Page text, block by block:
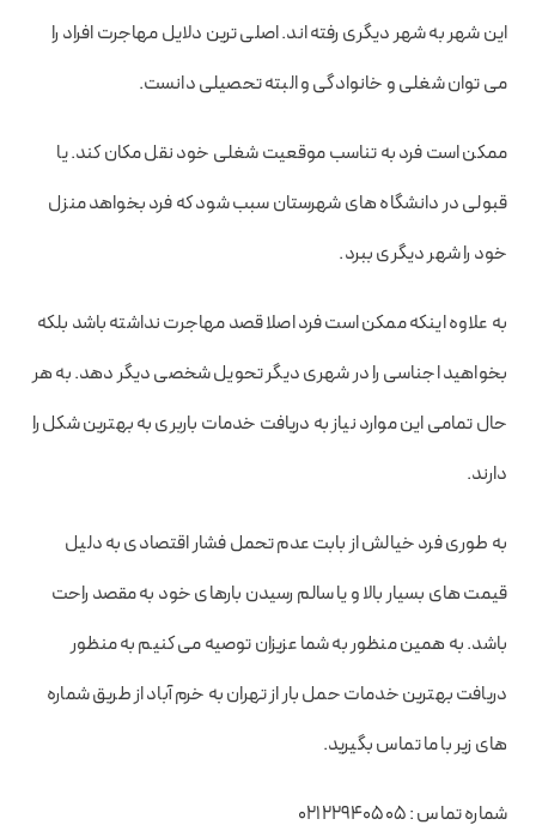
این شهر به شهر دیگری رفته اند. اصلی ترین دلایل مهاجرت افراد را
می توان شغلی و خانوادگی و البته تحصیلی دانست.
ممکن است فرد به تناسب موقعیت شغلی خود نقل مکان کند. یا
قبولی در دانشگاه های شهرستان سبب شود که فرد بخواهد منزل
خود را شهر دیگری ببرد.
به علاوه اینکه ممکن است فرد اصلا قصد مهاجرت نداشته باشد بلکه
بخواهید اجناسی را در شهری دیگر تحویل شخصی دیگر دهد. به هر
حال تمامی این موارد نیاز به دریافت خدمات باربری به بهترین شکل را
دارند.
به طوری فرد خیالش از بابت عدم تحمل فشار اقتصادی به دلیل
قیمت های بسیار بالا و یا سالم رسیدن بارهای خود به مقصد راحت
باشد. به همین منظور به شما عزیزان توصیه می کنیم به منظور
دریافت بهترین خدمات حمل بار از تهران به خرم آباد از طریق شماره
های زیر با ما تماس بگیرید.
شماره تماس : 02122940505